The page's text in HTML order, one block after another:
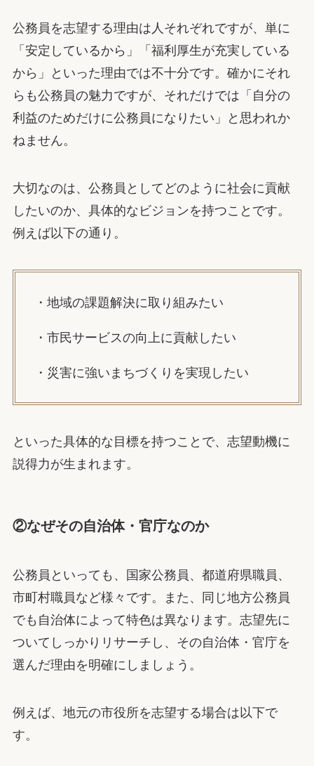
公務員を志望する理由は人それぞれですが、単に
「安定しているから」「福利厚生が充実している
から」といった理由では不十分です。確かにそれ
らも公務員の魅力ですが、それだけでは「自分の
利益のためだけに公務員になりたい」と思われか
ねません。
大切なのは、公務員としてどのように社会に貢献
したいのか、具体的なビジョンを持つことです。
例えば以下の通り。
・地域の課題解決に取り組みたい
・市民サービスの向上に貢献したい
・災害に強いまちづくりを実現したい
といった具体的な目標を持つことで、志望動機に
説得力が生まれます。
②なぜその自治体・官庁なのか
公務員といっても、国家公務員、都道府県職員、
市町村職員など様々です。また、同じ地方公務員
でも自治体によって特色は異なります。志望先に
ついてしっかりリサーチし、その自治体・官庁を
選んだ理由を明確にしましょう。
例えば、地元の市役所を志望する場合は以下で
す。